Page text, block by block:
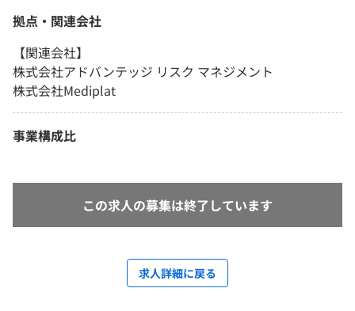
拠点・関連会社
【関連会社】
株式会社アドバンテッジ リスク マネジメント
株式会社Mediplat
事業構成比
この求人の募集は終了しています
求人詳細に戻る